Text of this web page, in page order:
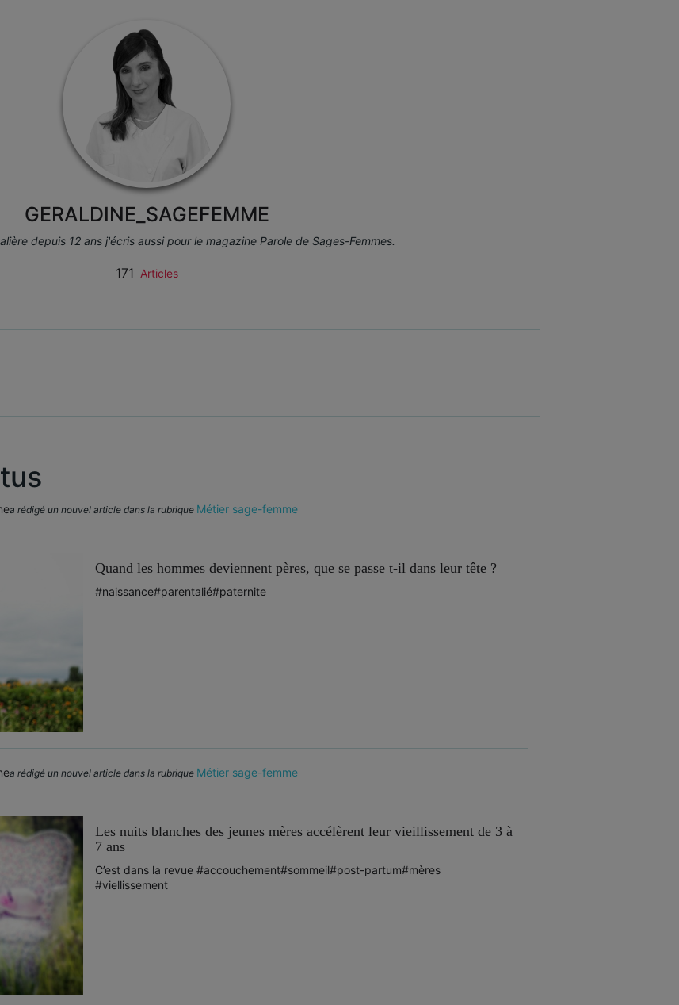
GERALDINE_SAGEFEMME
depuis 12 ans j'écris aussi pour le magazine Parole de Sages-Femmes.
171 Articles
a rédigé un nouvel article dans la rubrique Métier sage-femme
Quand les hommes deviennent pères, que se passe t-il dans leur tête ?
#naissance#parentalié#paternite
a rédigé un nouvel article dans la rubrique Métier sage-femme
Les nuits blanches des jeunes mères accélèrent leur vieillissement de 3 à
7 ans
C’est dans la revue #accouchement#sommeil#post-partum#mères
#viellissement